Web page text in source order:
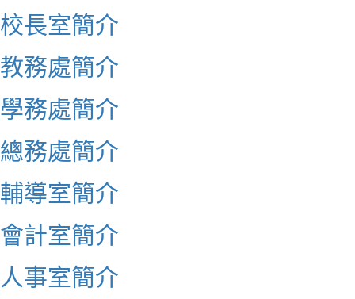
校長室簡介
教務處簡介
學務處簡介
總務處簡介
輔導室簡介
會計室簡介
人事室簡介